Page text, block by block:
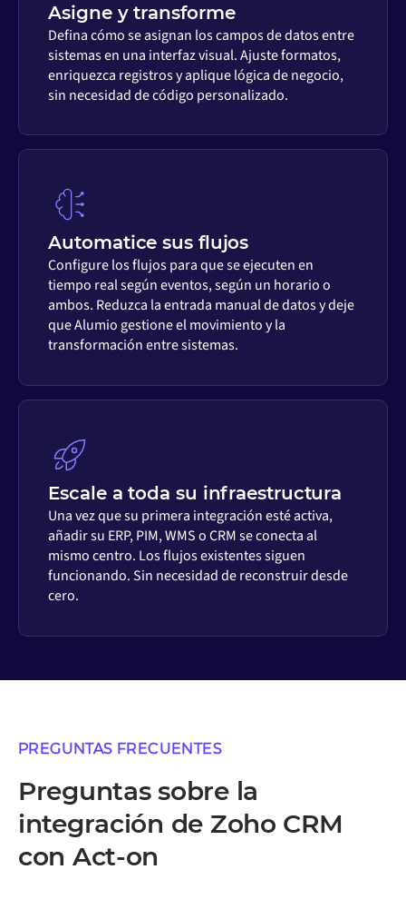
Asigne y transforme
Defina cómo se asignan los campos de datos entre
sistemas en una interfaz visual. Ajuste formatos,
enriquezca registros y aplique lógica de negocio,
sin necesidad de código personalizado.
Automatice sus flujos
Configure los flujos para que se ejecuten en
tiempo real según eventos, según un horario o
ambos. Reduzca la entrada manual de datos y deje
que Alumio gestione el movimiento y la
transformación entre sistemas.
Escale a toda su infraestructura
Una vez que su primera integración esté activa,
añadir su ERP, PIM, WMS o CRM se conecta al
mismo centro. Los flujos existentes siguen
funcionando. Sin necesidad de reconstruir desde
cero.
PREGUNTAS FRECUENTES
Preguntas sobre la
integración de Zoho CRM
con Act-on